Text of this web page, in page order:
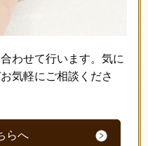
わせて行います。気に
気軽にご相談くださ
らへ